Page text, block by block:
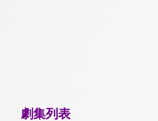
劇集列表